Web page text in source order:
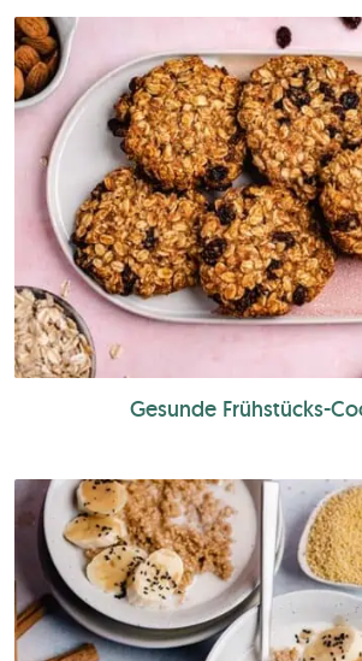
Gesunde Frühstücks-